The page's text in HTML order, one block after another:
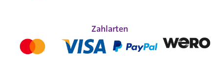
Zahlarten